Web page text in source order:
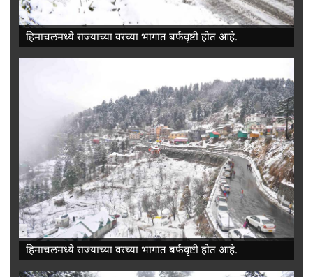
-
हिमाचलमध्ये राज्याच्या वरच्या भागात बर्फवृष्टी होत आहे.
-
हिमाचलमध्ये राज्याच्या वरच्या भागात बर्फवृष्टी होत आहे.